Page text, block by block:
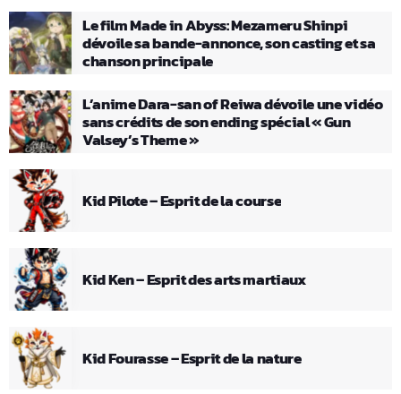
Le film Made in Abyss: Mezameru Shinpi
dévoile sa bande-annonce, son casting et sa
chanson principale
L’anime Dara-san of Reiwa dévoile une vidéo
sans crédits de son ending spécial « Gun
Valsey’s Theme »
Kid Pilote – Esprit de la course
Kid Ken – Esprit des arts martiaux
Kid Fourasse – Esprit de la nature